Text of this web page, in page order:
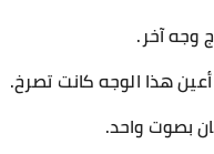
وجه آخر.
هذا الوجه كانت تصرخ.
بصوت واحد.